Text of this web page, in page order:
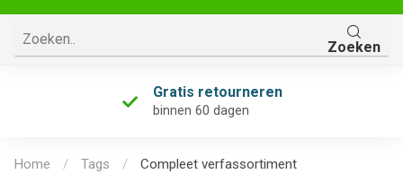
Zoeken
Gratis retourneren
binnen 60 dagen
Home / Tags / Compleet verfassortiment